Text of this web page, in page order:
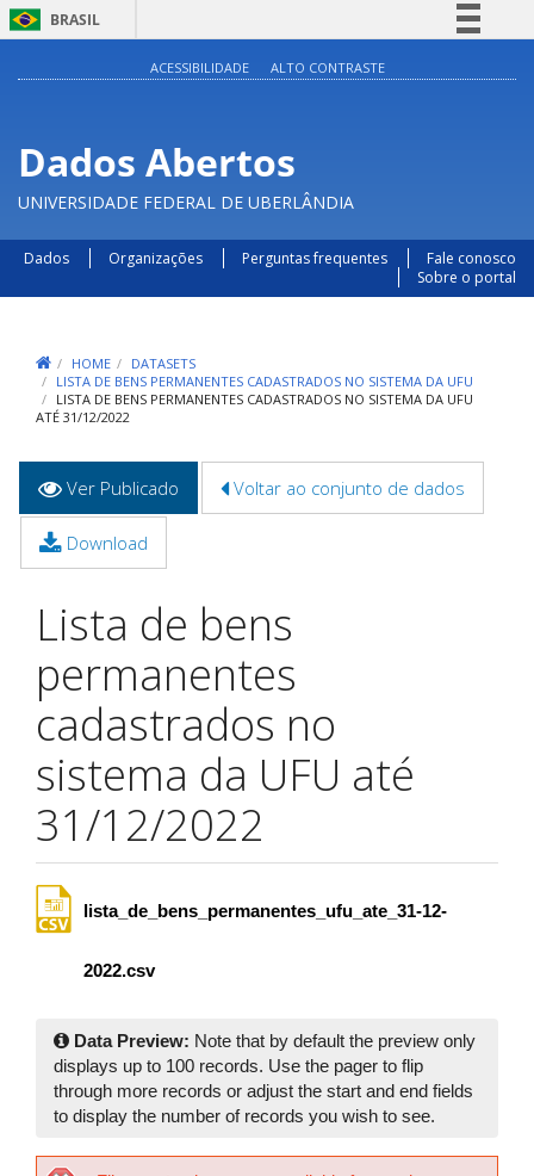
BRASIL
Legislação
Canais
ACESSIBILIDADE ALTO CONTRASTE
Dados Abertos
UNIVERSIDADE FEDERAL DE UBERLÂNDIA
Dados Organizações Perguntas frequentes
Fale conosco
Sobre o portal
HOME
DATASETS
LISTA DE BENS PERMANENTES CADASTRADOS NO SISTEMA DA UFU
LISTA DE BENS PERMANENTES CADASTRADOS NO SISTEMA DA UFU
ATÉ 31/12/2022
primárias
Ver Publicado
ativa)
Voltar ao conjunto de dados
Download
Lista de bens
permanentes
cadastrados no
sistema da UFU até
31/12/2022
lista_de_bens_permanentes_ufu_ate_31-12-
2022.csv
Data Preview: Note that by default the preview only
displays up to 100 records. Use the pager to flip
through more records or adjust the start and end fields
to display the number of records you wish to see.